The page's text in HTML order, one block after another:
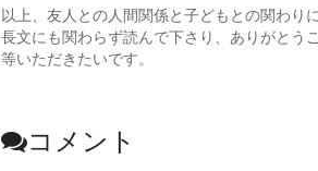
以上、友人との人間関係と子どもとの関わり
長文にも関わらず読んで下さり、ありがとう
等いただきたいです。
コメント